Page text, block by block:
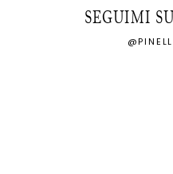
SEGUIMI